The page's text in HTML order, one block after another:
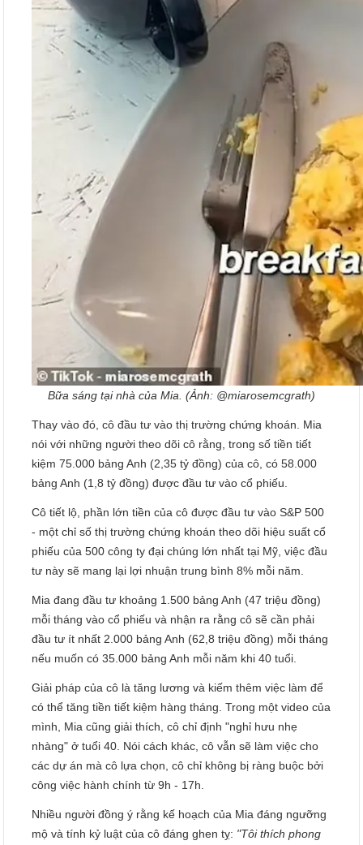
Bữa sáng tại nhà của Mia. (Ảnh: @miarosemcgrath)
Thay vào đó, cô đầu tư vào thị trường chứng khoán. Mia
nói với những người theo dõi cô rằng, trong số tiền tiết
kiệm 75.000 bảng Anh (2,35 tỷ đồng) của cô, có 58.000
bảng Anh (1,8 tỷ đồng) được đầu tư vào cổ phiếu.
Cô tiết lộ, phần lớn tiền của cô được đầu tư vào S&P 500
- một chỉ số thị trường chứng khoán theo dõi hiệu suất cổ
phiếu của 500 công ty đại chúng lớn nhất tại Mỹ, việc đầu
tư này sẽ mang lại lợi nhuận trung bình 8% mỗi năm.
Mia đang đầu tư khoảng 1.500 bảng Anh (47 triệu đồng)
mỗi tháng vào cổ phiếu và nhận ra rằng cô sẽ cần phải
đầu tư ít nhất 2.000 bảng Anh (62,8 triệu đồng) mỗi tháng
nếu muốn có 35.000 bảng Anh mỗi năm khi 40 tuổi.
Giải pháp của cô là tăng lương và kiếm thêm việc làm để
có thể tăng tiền tiết kiệm hàng tháng. Trong một video của
mình, Mia cũng giải thích, cô chỉ định "nghỉ hưu nhẹ
nhàng" ở tuổi 40. Nói cách khác, cô vẫn sẽ làm việc cho
các dự án mà cô lựa chọn, cô chỉ không bị ràng buộc bởi
công việc hành chính từ 9h - 17h.
Nhiều người đồng ý rằng kế hoạch của Mia đáng ngưỡng
mộ và tính kỷ luật của cô đáng ghen tỵ: "Tôi thích phong